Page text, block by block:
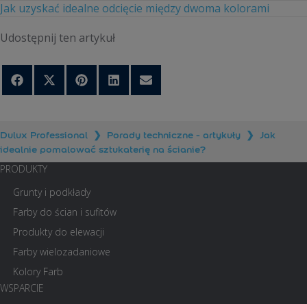
Jak uzyskać idealne odcięcie między dwoma kolorami
Udostępnij ten artykuł
Share
on
Share
on
Share
on
Share
on
Share
on
Dulux Professional ❯ Porady techniczne - artykuły ❯ Jak
idealnie pomalować sztukaterię na ścianie?
PRODUKTY
Grunty i podkłady
Farby do ścian i sufitów
Produkty do elewacji
Farby wielozadaniowe
Kolory Farb
WSPARCIE